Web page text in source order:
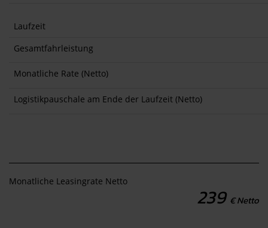
Laufzeit
Gesamtfahrleistung
Monatliche Rate (Netto)
Logistikpauschale am Ende der Laufzeit (Netto)
Monatliche Leasingrate Netto
239 € Netto